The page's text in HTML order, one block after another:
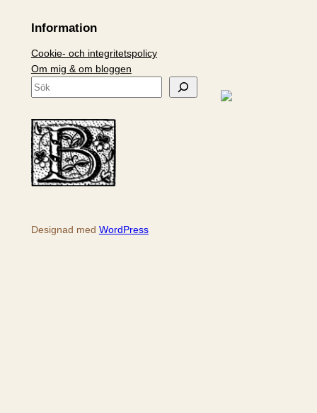
Information
Cookie- och integritetspolicy
Om mig & om bloggen
S
k
Designad med WordPress